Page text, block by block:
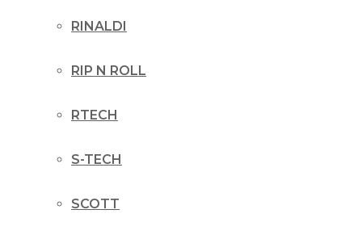
RINALDI
RIP N ROLL
RTECH
S-TECH
SCOTT